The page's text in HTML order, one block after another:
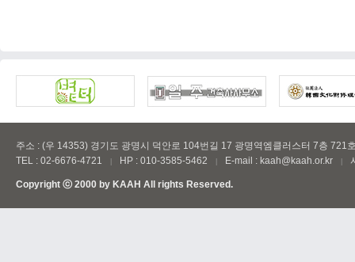
주소 : (우 14353) 경기도 광명시 덕안로 104번길 17 광명역엠클러스터 7층 721
TEL : 02-6676-4721
HP : 010-3585-5462 E-mail : kaah@kaah.or.kr
Copyright ⓒ 2000 by KAAH All rights Reserved.